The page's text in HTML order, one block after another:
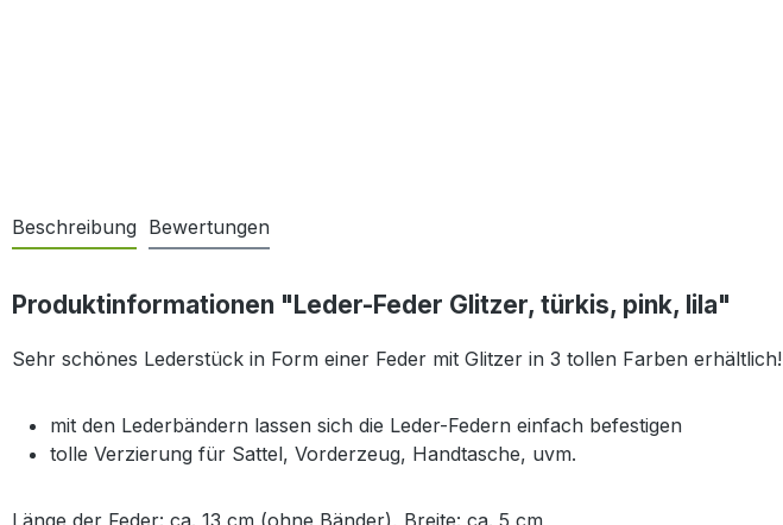
Beschreibung Bewertungen
Produktinformationen "Leder-Feder Glitzer, türkis, pink, lila"
Sehr schönes Lederstück in Form einer Feder mit Glitzer in 3 tollen Farben erhältlich!
mit den Lederbändern lassen sich die Leder-Federn einfach befestigen
tolle Verzierung für Sattel, Vorderzeug, Handtasche, uvm.
Länge der Feder: ca. 13 cm (ohne Bänder), Breite: ca. 5 cm